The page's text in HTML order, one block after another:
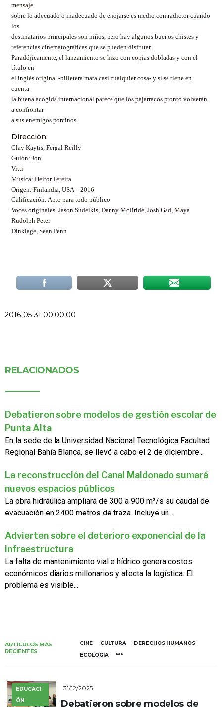
mensaje
sobre lo adecuado o inadecuado de enojarse es medio contradictor cuando
los
destinatarios principales son niños, pero hay algunos buenos chistes y
referencias cinematográficas que se pueden disfrutar.
Paradójicamente, el lanzamiento se hizo con copias dobladas y con el
título en
el inglés original -billetera mata casi cualquier cosa- y si se tiene en
cuenta
la buena acogida internacional parece que los pajarracos pronto volverán
a confrontar
a sus enemigos porcinos.
Dirección:
Clay Kaytis, Fergal Reilly
Guión: Jon
Vitti
Música: Heitor Pereira
Origen: Finlandia, USA – 2016
Calificación: Apto para todo público
Voces originales: Jason Sudeikis, Danny McBride, Josh Gad, Maya
Rudolph Peter
Dinklage, Sean Penn
2016-05-31 00:00:00
RELACIONADOS
Debatieron sobre modelos de gestión escolar de
Punta Alta
En la sede de la Universidad Nacional Tecnológica Facultad
Regional Bahía Blanca, se llevó a cabo el 2 de diciembre...
La reconstrucción del Canal Maldonado sumará
nuevos espacios públicos
La obra hidráulica ampliará de 300 a 900 m³/s su caudal de
evacuación en 2400 metros de traza. Incluye un...
Advierten sobre el deterioro exponencial de la
infraestructura
La falta de mantenimiento vial e hídrico genera costos
económicos diarios millonarios y afecta la logística. El
problema es visible...
ARTÍCULOS MÁS
RECIENTES
CINE CULTURA
DERECHOS HUMANOS
ECOLOGÍA
EDUCACI
ÓN
31/12/2025
Debatieron sobre modelos de